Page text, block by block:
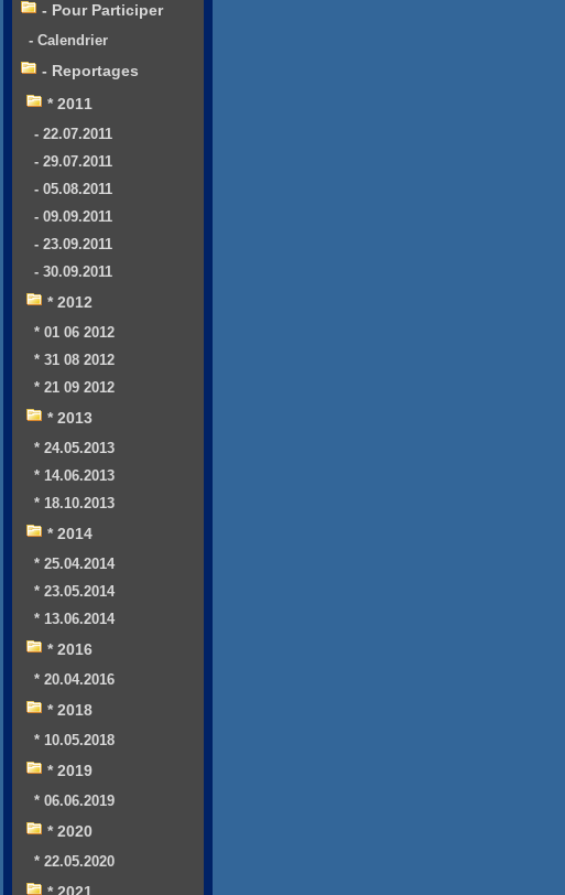
- Pour Participer
- Calendrier
- Reportages
* 2011
- 22.07.2011
- 29.07.2011
- 05.08.2011
- 09.09.2011
- 23.09.2011
- 30.09.2011
* 2012
* 01 06 2012
* 31 08 2012
* 21 09 2012
* 2013
* 24.05.2013
* 14.06.2013
* 18.10.2013
* 2014
* 25.04.2014
* 23.05.2014
* 13.06.2014
* 2016
* 20.04.2016
* 2018
* 10.05.2018
* 2019
* 06.06.2019
* 2020
* 22.05.2020